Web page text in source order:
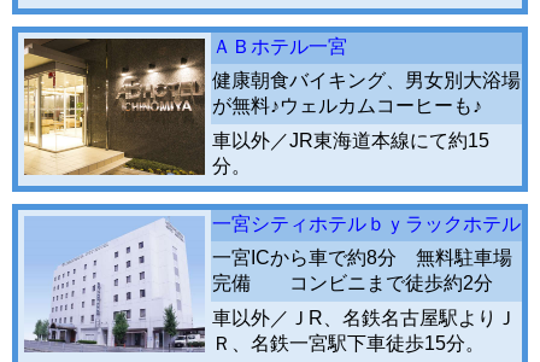
ＡＢホテル一宮
健康朝食バイキング、男女別大浴場
が無料♪ウェルカムコーヒーも♪
車以外／JR東海道本線にて約15
分。
一宮シティホテルｂｙラックホテル
一宮ICから車で約8分 無料駐車場
完備 コンビニまで徒歩約2分
車以外／ＪR、名鉄名古屋駅よりＪ
Ｒ、名鉄一宮駅下車徒歩15分。